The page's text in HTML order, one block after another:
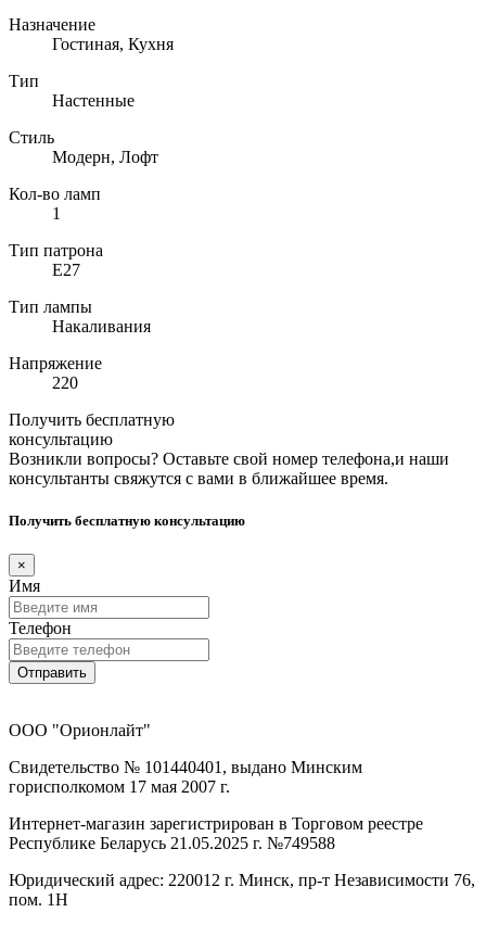
Назначение
Гостиная, Кухня
Тип
Настенные
Стиль
Модерн, Лофт
Кол-во ламп
1
Тип патрона
E27
Тип лампы
Накаливания
Напряжение
220
Получить бесплатную
консультацию
Возникли вопросы? Оставьте свой номер телефона,и наши
консультанты свяжутся с вами в ближайшее время.
Получить бесплатную консультацию
×
Имя
Телефон
Отправить
ООО "Орионлайт"
Свидетельство № 101440401, выдано Минским
горисполкомом 17 мая 2007 г.
Интернет-магазин зарегистрирован в Торговом реестре
Республике Беларусь 21.05.2025 г. №749588
Юридический адрес: 220012 г. Минск, пр-т Независимости 76,
пом. 1Н